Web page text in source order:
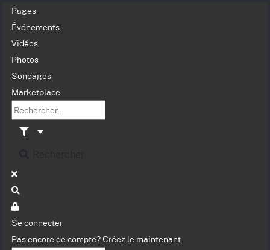
Pages
Événements
Vidéos
Photos
Sondages
Marketplace
Se connecter
Pas encore de compte? Créez le maintenant.